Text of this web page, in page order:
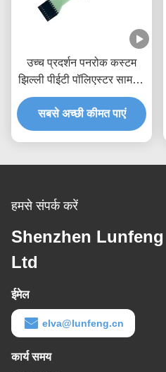
उच्च प्रदर्शन पनरोक कस्टम
झिल्ली पीईटी पॉलिएस्टर सामग्री
स्विच करता है
सबसे अच्छी कीमत पाएं
हमसे संपर्क करें
Shenzhen
Ltd
ईमेल
elva@lunfeng.cn
कार्य समय